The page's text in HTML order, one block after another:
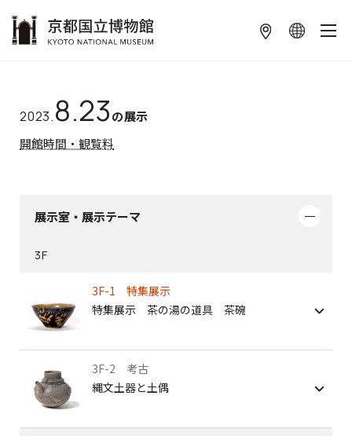
2023.8.23の展示
開館時間・観覧料
展示室・展示テーマ
3F
3F-1 特集展示
特集展示 茶の湯の道具 茶碗
3F-2 考古
縄文土器と土偶